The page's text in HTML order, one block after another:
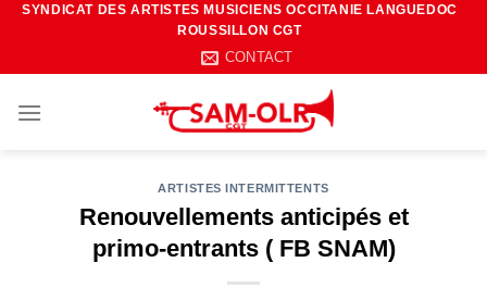
Passer
SYNDICAT DES ARTISTES MUSICIENS OCCITANIE LANGUEDOC
ROUSSILLON CGT
CONTACT
ARTISTES INTERMITTENTS
Renouvellements anticipés et
primo-entrants ( FB SNAM)